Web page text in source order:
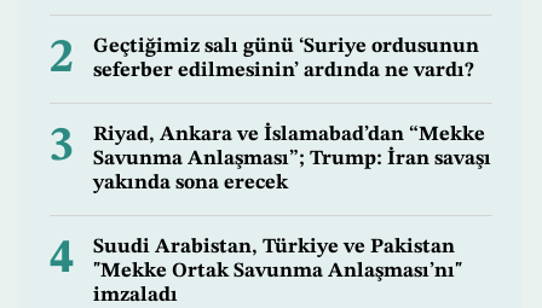
2
Geçtiğimiz salı günü ‘Suriye ordusunun
seferber edilmesinin’ ardında ne vardı?
3
Riyad, Ankara ve İslamabad’dan “Mekke
Savunma Anlaşması”; Trump: İran savaşı
yakında sona erecek
4
Suudi Arabistan, Türkiye ve Pakistan
"Mekke Ortak Savunma Anlaşması’nı"
imzaladı